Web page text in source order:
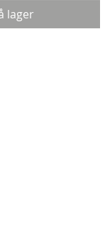
lager